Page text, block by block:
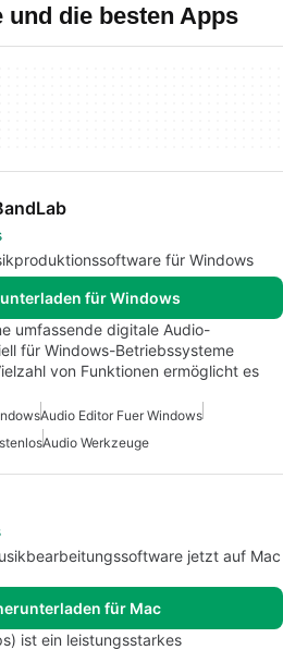
und die besten Apps
für Windows
für Windows
umfassende digitale Audio-
für Windows-Betriebssysteme
von Funktionen ermöglicht es
Audio Editor Fuer Windows
Audio Werkzeuge
jetzt auf Mac
für Mac
ist ein leistungsstarkes